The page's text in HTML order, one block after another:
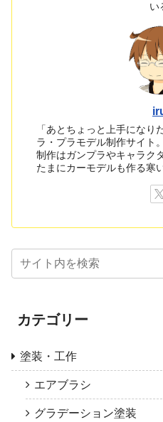
い
「あとちょっと上手にな
ラ・プラモデル制作サイト。
制作はガンプラやキャラク
たまにカーモデルも作る寒
カテゴリー
塗装・工作
エアブラシ
グラデーション塗装